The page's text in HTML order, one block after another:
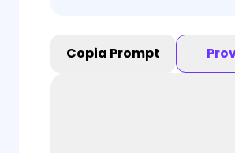
Copia Prompt